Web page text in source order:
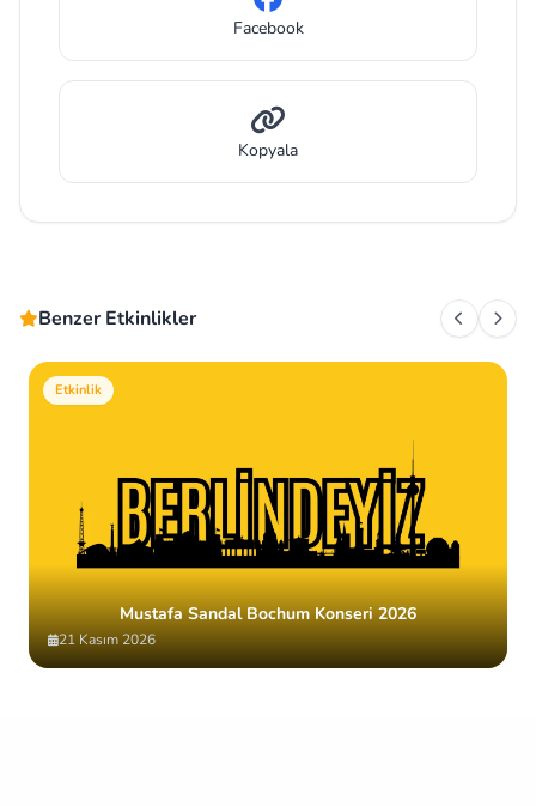
Facebook
Kopyala
Benzer Etkinlikler
Etkinlik
Mustafa Sandal Bochum Konseri 2026
21 Kasım 2026